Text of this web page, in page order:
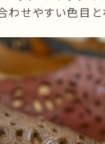
せやすい色目と